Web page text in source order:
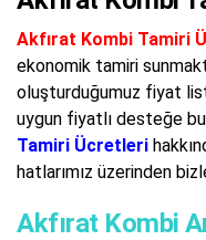
Akfırat Kombi Tamiri
ekonomik tamiri
oluşturduğumuz fiyat
uygun fiyatlı desteğe
Tamiri Ücretleri
hatlarımız üzerinden
Akfırat Kombi